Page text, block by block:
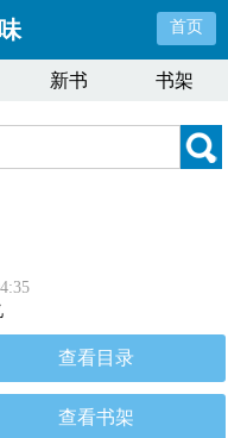
首页
新书 书架
查看目录
查看书架